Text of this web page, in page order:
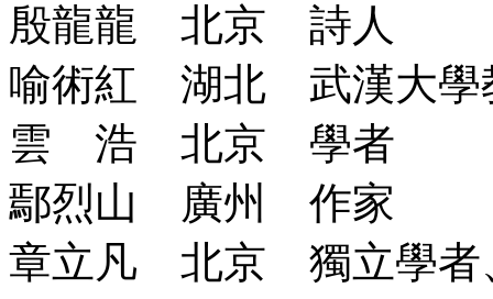
殷龍龍 北京 詩人
喻術紅 湖北 武漢大學
雲 浩 北京 學者
鄢烈山 廣州 作家
章立凡 北京 獨立學者